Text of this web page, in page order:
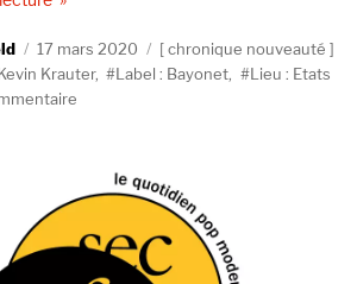
Publié
le
17 mars 2020 Catégories
chronique nouveauté
Krauter, Label : Bayonet,
Lieu : Etats
sur
Hand
(Bayonet/Differ-
Ant)